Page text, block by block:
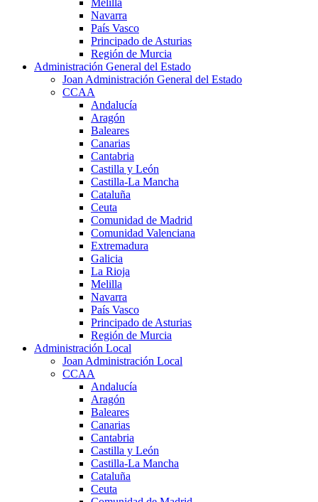
Navarra
País Vasco
Principado de Asturias
Región de Murcia
Administración General del Estado
Joan Administración General del Estado
CCAA
Andalucía
Aragón
Baleares
Canarias
Cantabria
Castilla y León
Castilla-La Mancha
Cataluña
Ceuta
Comunidad de Madrid
Comunidad Valenciana
Extremadura
Galicia
La Rioja
Melilla
Navarra
País Vasco
Principado de Asturias
Región de Murcia
Administración Local
Joan Administración Local
CCAA
Andalucía
Aragón
Baleares
Canarias
Cantabria
Castilla y León
Castilla-La Mancha
Cataluña
Ceuta